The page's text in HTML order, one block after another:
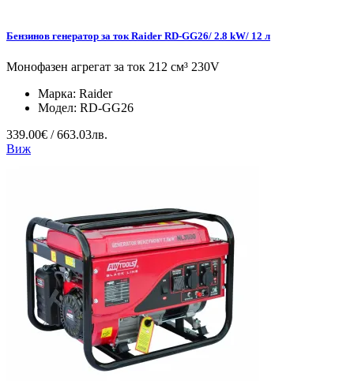
Бензинов генератор за ток Raider RD-GG26/ 2.8 kW/ 12 л
Монофазен агрегат за ток 212 см³ 230V
Марка: Raider
Модел: RD-GG26
339.00€ / 663.03лв.
Виж